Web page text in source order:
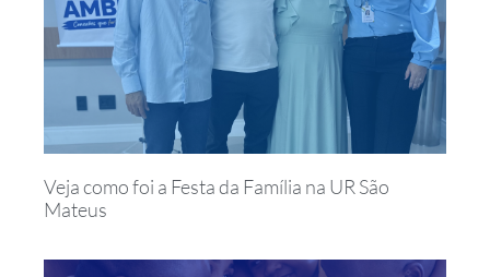
Veja como foi a Festa da Família na UR São
Mateus